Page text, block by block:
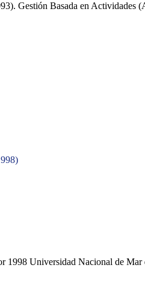
Gestión Basada en Actividades
1998 Universidad Nacional de